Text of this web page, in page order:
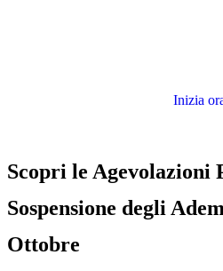
Scopri le Agevolazioni
Sospensione degli
Ottobre
Inizia